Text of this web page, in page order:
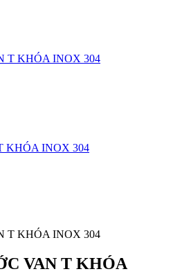
KHÓA INOX 304
VAN T KHÓA